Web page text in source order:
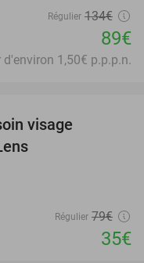
Régulier 134€
89€
d'environ 1,50€ p.p.p.n.
visage
Régulier 79€
35€